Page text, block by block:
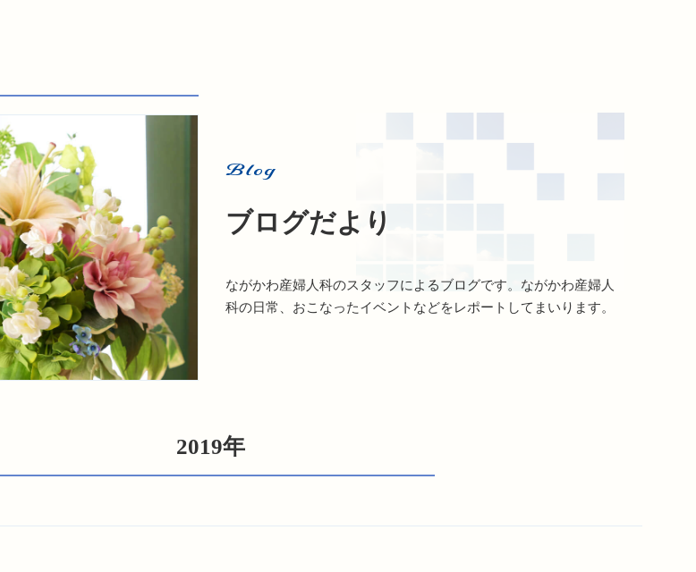
Blog
ブログだより
ながかわ産婦人科のスタッフによるブログです。ながかわ産婦人
科の日常、おこなったイベントなどをレポートしてまいります。
2019年